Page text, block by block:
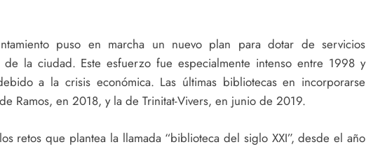
puso en marcha un nuevo plan para dotar de servicios
la ciudad. Este esfuerzo fue especialmente intenso entre 1998 y
a la crisis económica. Las últimas bibliotecas en incorporarse
Ramos, en 2018, y la de Trinitat-Vivers, en junio de 2019.
retos que plantea la llamada “biblioteca del siglo XXI”, desde el año